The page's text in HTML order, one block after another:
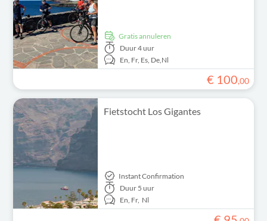
Gratis annuleren
Duur4 uur
En, Fr, Es, De,Nl
€ 100,00
Fietstocht Los Gigantes
Instant Confirmation
Duur 5 uur
En, Fr, Nl